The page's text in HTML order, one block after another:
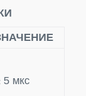
5 мкс